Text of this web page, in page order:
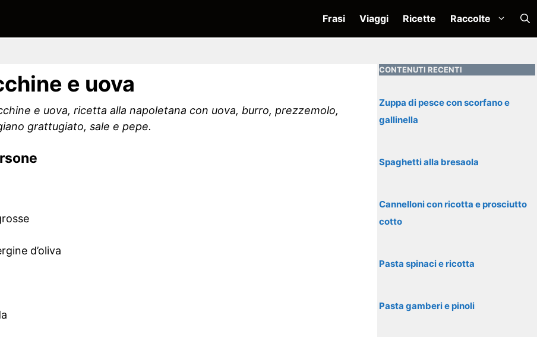
Frasi Viaggi Ricette Raccolte
e uova
e uova, ricetta alla napoletana con uova, burro, prezzemolo,
grattugiato, sale e pepe.
d’oliva
CONTENUTI RECENTI
Zuppa di pesce con scorfano e
gallinella
Spaghetti alla bresaola
Cannelloni con ricotta e prosciutto
cotto
Pasta spinaci e ricotta
Pasta gamberi e pinoli